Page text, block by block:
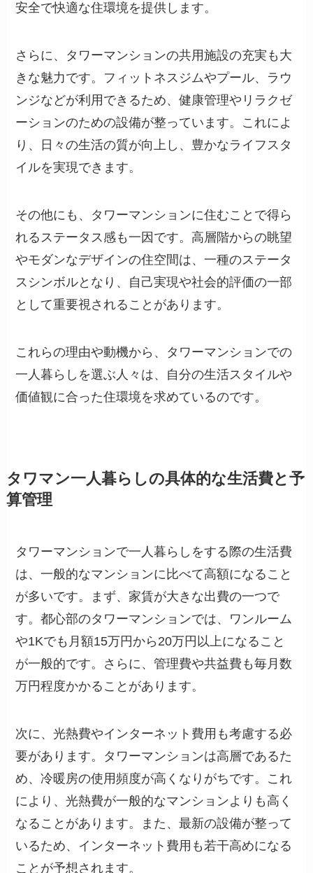
安全で快適な住環境を提供します。
さらに、タワーマンションの共用施設の充実も大
きな魅力です。フィットネスジムやプール、ラウ
ンジなどが利用できるため、健康管理やリラクゼ
ーションのための設備が整っています。これによ
り、日々の生活の質が向上し、豊かなライフスタ
イルを実現できます。
その他にも、タワーマンションに住むことで得ら
れるステータス感も一因です。高層階からの眺望
やモダンなデザインの住空間は、一種のステータ
スシンボルとなり、自己実現や社会的評価の一部
として重要視されることがあります。
これらの理由や動機から、タワーマンションでの
一人暮らしを選ぶ人々は、自分の生活スタイルや
価値観に合った住環境を求めているのです。
タワマン一人暮らしの具体的な生活費と予
算管理
タワーマンションで一人暮らしをする際の生活費
は、一般的なマンションに比べて高額になること
が多いです。まず、家賃が大きな出費の一つで
す。都心部のタワーマンションでは、ワンルーム
や1Kでも月額15万円から20万円以上になること
が一般的です。さらに、管理費や共益費も毎月数
万円程度かかることがあります。
次に、光熱費やインターネット費用も考慮する必
要があります。タワーマンションは高層であるた
め、冷暖房の使用頻度が高くなりがちです。これ
により、光熱費が一般的なマンションよりも高く
なることがあります。また、最新の設備が整って
いるため、インターネット費用も若干高めになる
ことが予想されます。